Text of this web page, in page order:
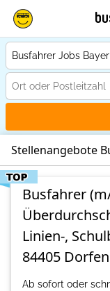
Stellenangebote
Busfahrer
Linien-,
84405 Dorfen
Ab sofort oder